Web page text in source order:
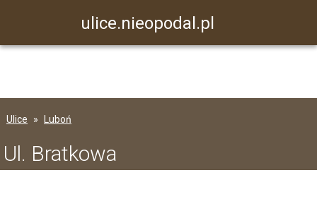
ulice.nieopodal.pl
Ulice Luboń
Ul. Bratkowa